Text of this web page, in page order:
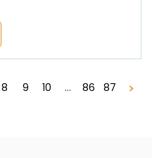
8 9 10 ... 86 87